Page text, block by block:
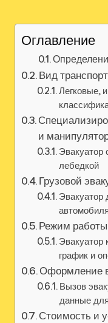
Оглавление
Вид
Легковые,
и
Эвакуатор
лебедкой
Грузовой
Эвакуатор
Режим работы
Эвакуатор
график и
Оформление
Вызов
данные
Стоимость и